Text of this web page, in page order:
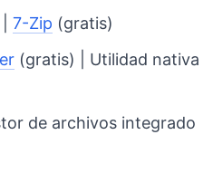
|7-Zip (gratis)
(gratis) | Utilidad nativa
de archivos integrado